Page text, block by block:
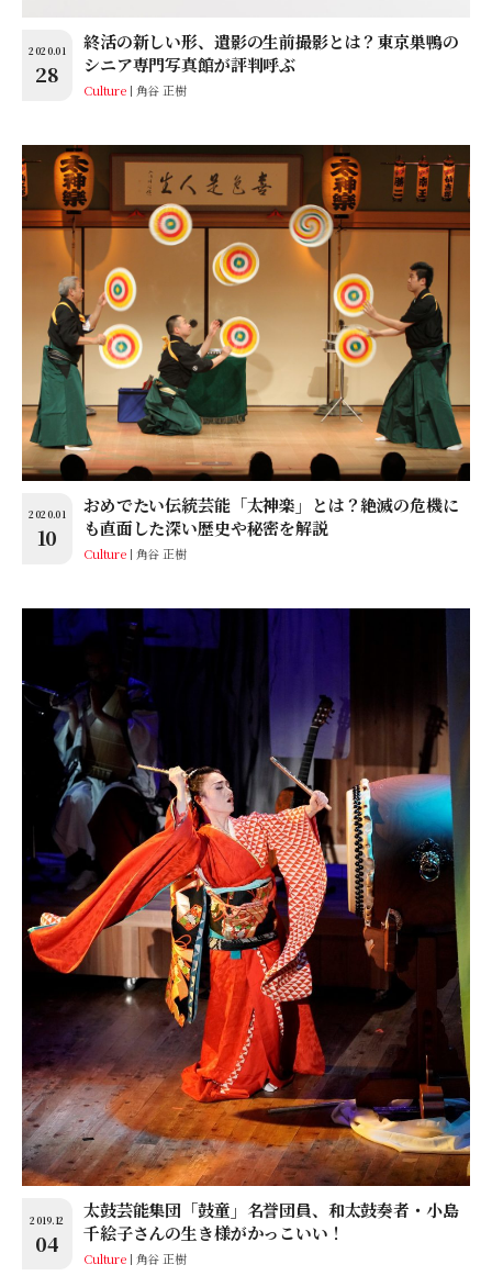
2020.01
28
終活の新しい形、遺影の生前撮影とは？東京巣鴨の
シニア専門写真館が評判呼ぶ
Culture 角谷 正樹
2020.01
10
おめでたい伝統芸能「太神楽」とは？絶滅の危機に
も直面した深い歴史や秘密を解説
Culture 角谷 正樹
2019.12
04
太鼓芸能集団「鼓童」名誉団員、和太鼓奏者・小島
千絵子さんの生き様がかっこいい！
Culture 角谷 正樹